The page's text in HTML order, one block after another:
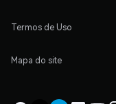
Termos de Uso
Mapa do site